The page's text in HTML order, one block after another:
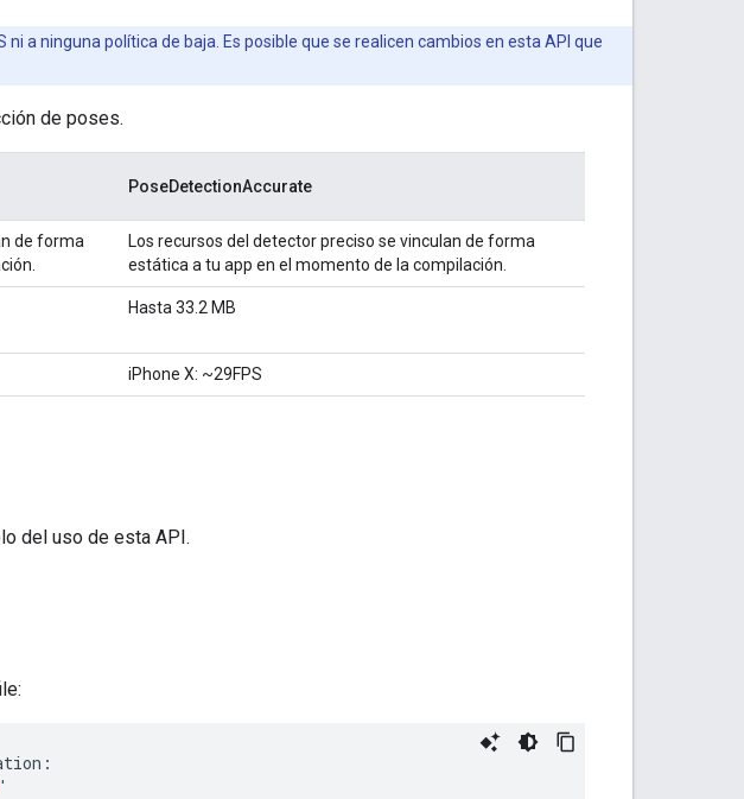
a ninguna política de baja. Es posible que se realicen cambios en esta API que
de poses.
PoseDetectionAccurate
de forma
Los recursos del detector preciso se vinculan de forma
estática a tu app en el momento de la compilación.
Hasta 33.2 MB
iPhone X: ~29FPS
del uso de esta API.
:
'